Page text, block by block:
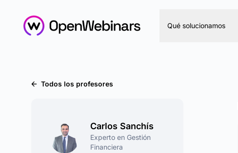
Qué solucionamos
Todos los profesores
Carlos Sanchís
Experto en Gestión
Financiera